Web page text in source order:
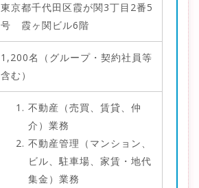
東京都千代田区霞が関3丁目2番5
号 霞ヶ関ビル6階
1,200名（グループ・契約社員等
含む）
不動産（売買、賃貸、仲
介）業務
不動産管理（マンション、
ビル、駐車場、家賃・地代
集金）業務